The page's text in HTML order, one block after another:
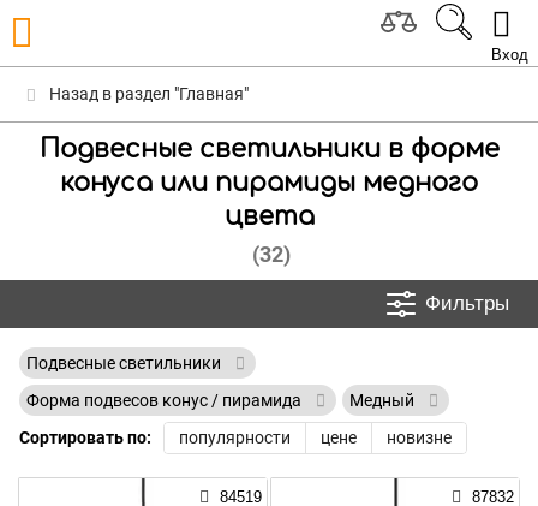
Вход
Назад в раздел "Главная"
Подвесные светильники в форме
конуса или пирамиды медного
цвета
(32)
Фильтры
Подвесные светильники
Форма подвесов конус / пирамида
Медный
Сортировать по:
популярности цене новизне
84519 87832